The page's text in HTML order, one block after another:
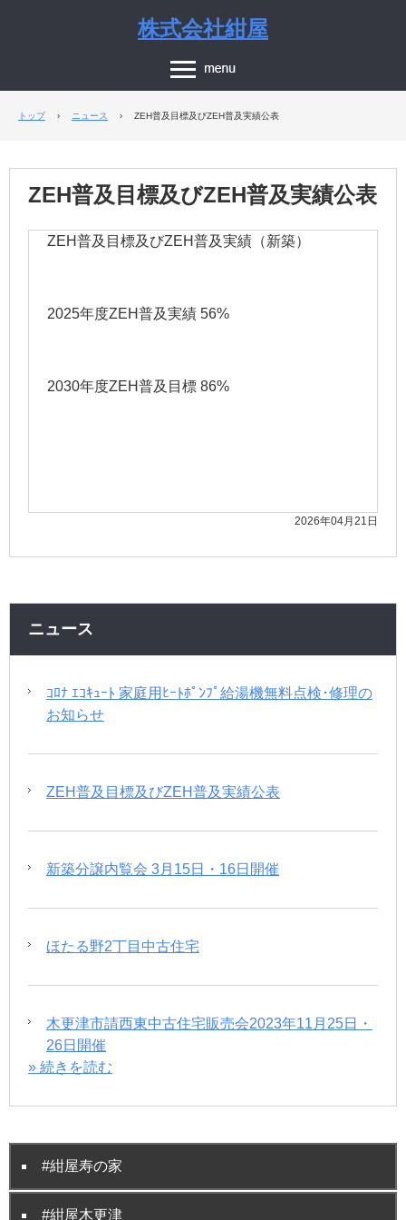
株式会社紺屋
トップ › ニュース › ZEH普及目標及びZEH普及実績公表
ZEH普及目標及びZEH普及実績公表
ZEH普及目標及びZEH普及実績（新築）
2025年度ZEH普及実績 56%
2030年度ZEH普及目標 86%
2026年04月21日
ニュース
ｺﾛﾅ ｴｺｷｭｰﾄ 家庭用ﾋｰﾄﾎﾟﾝﾌﾟ給湯機無料点検･修理の
お知らせ
ZEH普及目標及びZEH普及実績公表
新築分譲内覧会 3月15日・16日開催
ほたる野2丁目中古住宅
木更津市請西東中古住宅販売会2023年11月25日・
26日開催
» 続きを読む
#紺屋寿の家
#紺屋木更津